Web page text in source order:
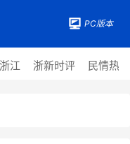
PC版本
江 浙新时评 民情热线